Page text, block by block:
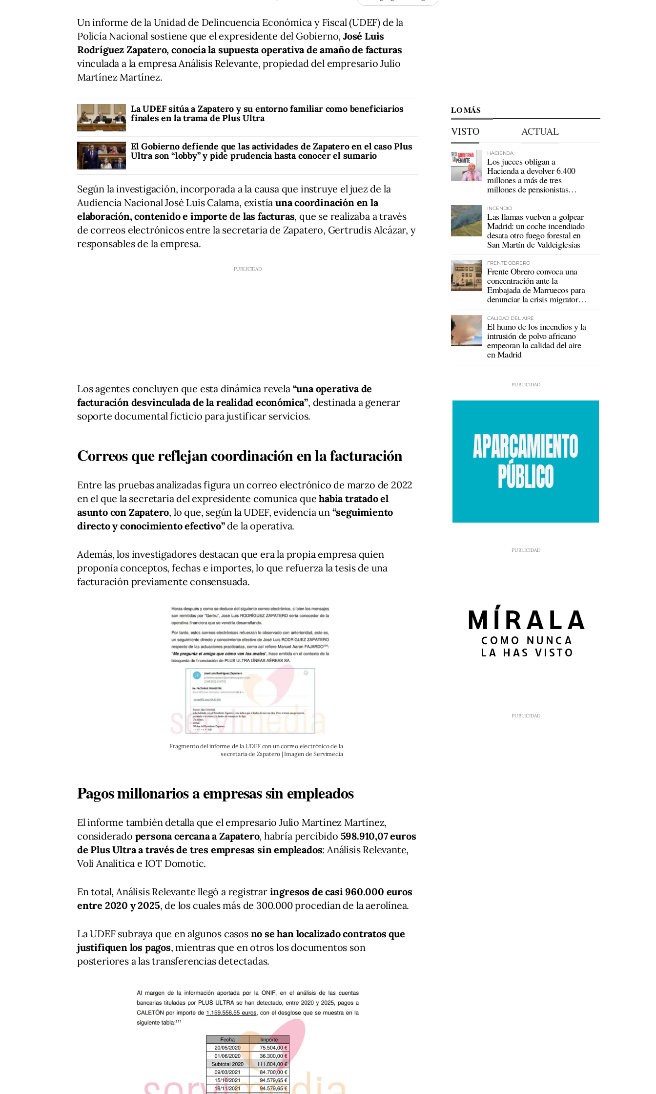
Un informe de la Unidad de Delincuencia Económica y Fiscal (UDEF) de la
Policía Nacional sostiene que el expresidente del Gobierno, José Luis
Rodríguez Zapatero, conocía la supuesta operativa de amaño de facturas
vinculada a la empresa Análisis Relevante, propiedad del empresario Julio
Martínez Martínez.
La UDEF sitúa a Zapatero y su entorno familiar como beneficiarios
finales en la trama de Plus Ultra
El Gobierno defiende que las actividades de Zapatero en el caso Plus
Ultra son “lobby” y pide prudencia hasta conocer el sumario
Según la investigación, incorporada a la causa que instruye el juez de la
Audiencia Nacional José Luis Calama, existía una coordinación en la
elaboración, contenido e importe de las facturas, que se realizaba a través
de correos electrónicos entre la secretaria de Zapatero, Gertrudis Alcázar, y
responsables de la empresa.
Los agentes concluyen que esta dinámica revela “una operativa de
facturación desvinculada de la realidad económica”, destinada a generar
soporte documental ficticio para justificar servicios.
Correos que reflejan coordinación en la facturación
Entre las pruebas analizadas figura un correo electrónico de marzo de 2022
en el que la secretaria del expresidente comunica quehabía tratado el
asunto con Zapatero, lo que, según la UDEF, evidencia un “seguimiento
directo y conocimiento efectivo”de la operativa.
Además, los investigadores destacan que era la propia empresa quien
proponía conceptos, fechas e importes, lo que refuerza la tesis de una
facturación previamente consensuada.
Fragmento del informe de la UDEF con un correo electrónico de la
secretaria de Zapatero | Imagen de Servimedia
Pagos millonarios a empresas sin empleados
El informe también detalla que el empresario Julio Martínez Martínez,
considerado persona cercana a Zapatero, habría percibido 598.910,07 euros
de Plus Ultra a través de tres empresas sin empleados: Análisis Relevante,
Voli Analítica e IOT Domotic.
En total, Análisis Relevante llegó a registrar ingresos de casi 960.000 euros
entre 2020 y 2025, de los cuales más de 300.000 procedían de la aerolínea.
La UDEF subraya que en algunos casos no se han localizado contratos que
justifiquen los pagos, mientras que en otros los documentos son
posteriores a las transferencias detectadas.
LO MÁS
VISTO ACTUAL
HACIENDA
Los jueces obligan a
Hacienda a devolver 6.400
millones a más de tres
millones de pensionistas
INCENDIO
Las llamas vuelven a golpear
Madrid: un coche incendiado
desata otro fuego forestal en
San Martín de Valdeiglesias
FRENTE OBRERO
Frente Obrero convoca una
concentración ante la
Embajada de Marruecos para
denunciar la crisis migratoria
CALIDAD DEL AIRE
El humo de los incendios y la
intrusión de polvo africano
empeoran la calidad del aire
en Madrid